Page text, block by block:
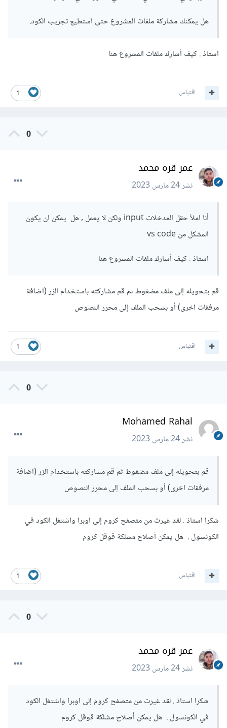
هل يمكنك مشاركة ملفات المشروع حتى استطيع تجريب الكود.
استاذ . كيف أشارك ملفات المشروع هنا
1 اقتباس
0
عمر قره محمد
نشر24 مارس 2023
أنا املأ حقل المدخلات input ولكن لا يعمل , هل يمكن ان يكون
المشكل من vs code
استاذ . كيف أشارك ملفات المشروع هنا
قم بتحويله إلى ملف مضغوط ثم قم مشاركته باستخدام الزر (اضافة
مرفقات اخرى) أو بسحب الملف إلى محرر النصوص
1 اقتباس
0
Mohamed Rahal
نشر24 مارس 2023
قم بتحويله إلى ملف مضغوط ثم قم مشاركته باستخدام الزر (اضافة
مرفقات اخرى) أو بسحب الملف إلى محرر النصوص
شكرا استاذ . لقد غيرت من متصفح كروم إلى اوبرا واشتغل الكود في
الكونسول . هل يمكن أصلاح مشلكة قوقل كروم
1 اقتباس
0
عمر قره محمد
نشر24 مارس 2023
شكرا استاذ . لقد غيرت من متصفح كروم إلى اوبرا واشتغل الكود
في الكونسول . هل يمكن أصلاح مشلكة قوقل كروم